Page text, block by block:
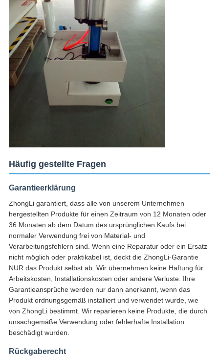
Häufig gestellte Fragen
Garantieerklärung
ZhongLi garantiert, dass alle von unserem Unternehmen
hergestellten Produkte für einen Zeitraum von 12 Monaten oder
36 Monaten ab dem Datum des ursprünglichen Kaufs bei
normaler Verwendung frei von Material- und
Verarbeitungsfehlern sind. Wenn eine Reparatur oder ein Ersatz
nicht möglich oder praktikabel ist, deckt die ZhongLi-Garantie
NUR das Produkt selbst ab. Wir übernehmen keine Haftung für
Arbeitskosten, Installationskosten oder andere Verluste. Ihre
Garantieansprüche werden nur dann anerkannt, wenn das
Produkt ordnungsgemäß installiert und verwendet wurde, wie
von ZhongLi bestimmt. Wir reparieren keine Produkte, die durch
unsachgemäße Verwendung oder fehlerhafte Installation
beschädigt wurden.
Rückgaberecht